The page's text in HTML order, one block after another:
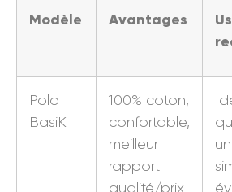
Modèle Avantages
Polo
BasiK
100% coton,
confortable,
meilleur
rapport
qualité/prix